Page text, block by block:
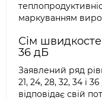
маркуванням
Сім
36 дБ
Заявлений ряд
21, 24, 28, 32, 34 і
відповідає свій